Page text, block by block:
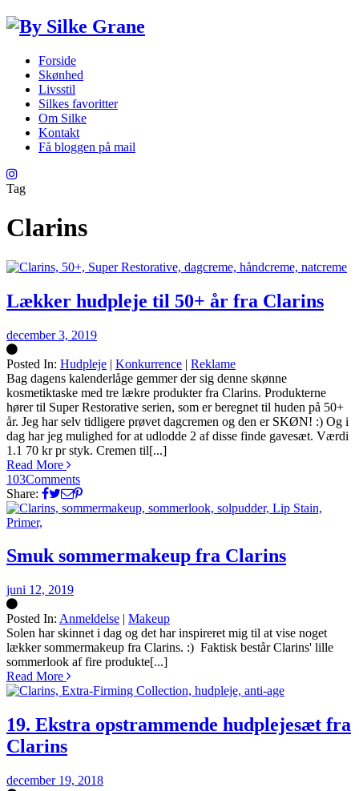
Forside
Skønhed
Livsstil
Silkes favoritter
Om Silke
Kontakt
Få bloggen på mail
Tag
Clarins
Lækker hudpleje til 50+ år fra Clarins
december 3, 2019
Posted In: Hudpleje | Konkurrence | Reklame
Silke
Bag dagens kalenderlåge gemmer der sig denne skønne
kosmetiktaske med tre lækre produkter fra Clarins. Produkterne
hører til Super Restorative serien, som er beregnet til huden på 50+
år. Jeg har selv tidligere prøvet dagcremen og den er SKØN! :) Og i
dag har jeg mulighed for at udlodde 2 af disse finde gavesæt. Værdi
1.1 70 kr pr styk. Cremen til[...]
Read More
103Comments
Share:
Smuk sommermakeup fra Clarins
juni 12, 2019
Posted In: Anmeldelse | Makeup
Silke
Solen har skinnet i dag og det har inspireret mig til at vise noget
lækker sommermakeup fra Clarins. :) Faktisk består Clarins' lille
sommerlook af fire produkte[...]
Read More
19. Ekstra opstrammende hudplejesæt fra
Clarins
december 19, 2018